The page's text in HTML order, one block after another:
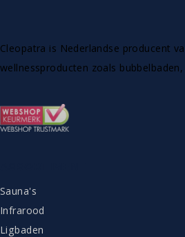
Cleopatra is Nederlandse producent
wellnessproducten zoals
Sauna's
Infrarood
Ligbaden